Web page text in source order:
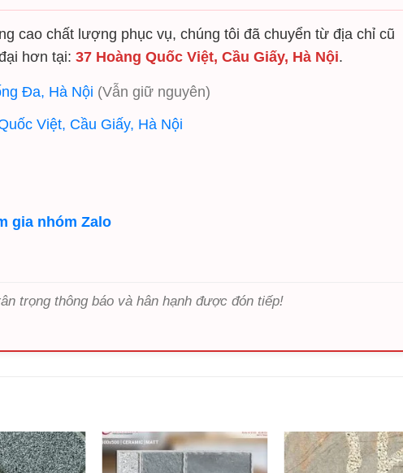
cao chất lượng phục vụ, chúng tôi đã chuyển từ địa chỉ cũ
hơn tại: 37 Hoàng Quốc Việt, Cầu Giấy, Hà Nội.
Đa, Hà Nội (Vẫn giữ nguyên)
Việt, Cầu Giấy, Hà Nội
gia nhóm Zalo
trọng thông báo và hân hạnh được đón tiếp!